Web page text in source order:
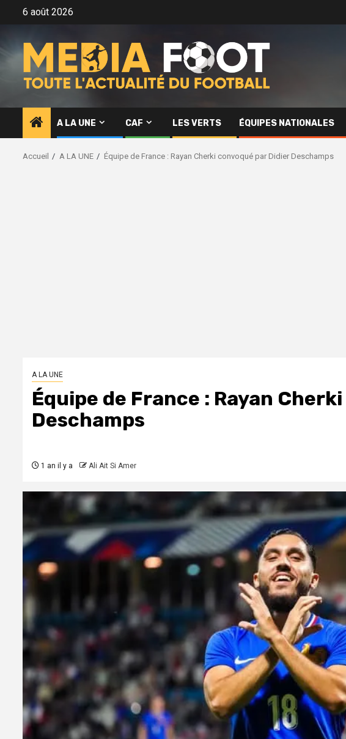
6 août 2026
A LA UNE CAF LES VERTS ÉQUIPES NATIONALES
Accueil A LA UNE Équipe de France : Rayan Cherki convoqué par Didier Deschamps
A LA UNE
Équipe de France : Rayan
Deschamps
1 an il y a Ali Ait Si Amer